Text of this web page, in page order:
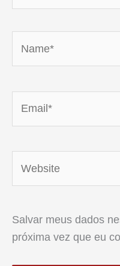
Salvar meus dados
próxima vez que eu